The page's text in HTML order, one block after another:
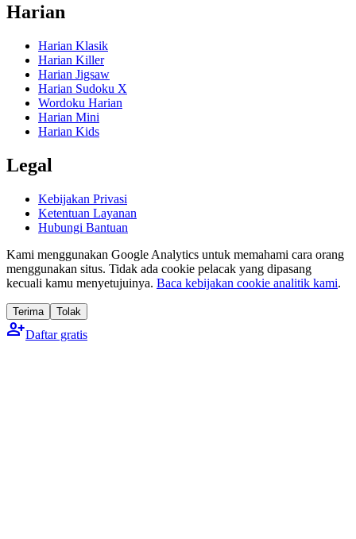
Harian
Harian Klasik
Harian Killer
Harian Jigsaw
Harian Sudoku X
Wordoku Harian
Harian Mini
Harian Kids
Legal
Kebijakan Privasi
Ketentuan Layanan
Hubungi Bantuan
Kami menggunakan Google Analytics untuk memahami cara orang
menggunakan situs. Tidak ada cookie pelacak yang dipasang
kecuali kamu menyetujuinya. Baca kebijakan cookie analitik kami.
Terima Tolak
person_addDaftar gratis